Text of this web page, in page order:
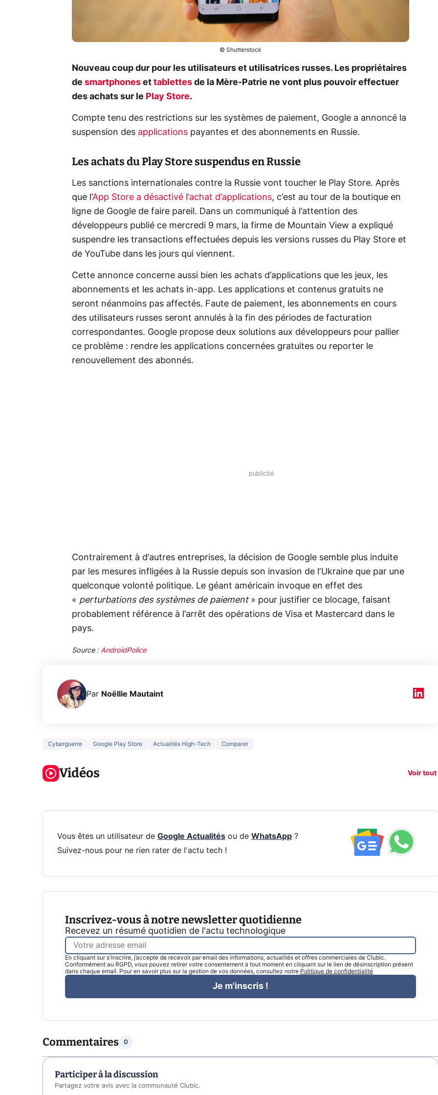
© Shutterstock
Nouveau coup dur pour les utilisateurs et utilisatrices russes. Les propriétaires
de smartphones et tablettes de la Mère-Patrie ne vont plus pouvoir effectuer
des achats sur le Play Store.
Compte tenu des restrictions sur les systèmes de paiement, Google a annoncé la
suspension des applications payantes et des abonnements en Russie.
Les achats du Play Store suspendus en Russie
Les sanctions internationales contre la Russie vont toucher le Play Store. Après
que l’App Store a désactivé l’achat d’applications, c’est au tour de la boutique en
ligne de Google de faire pareil. Dans un communiqué à l’attention des
développeurs publié ce mercredi 9 mars, la firme de Mountain View a expliqué
suspendre les transactions effectuées depuis les versions russes du Play Store et
de YouTube dans les jours qui viennent.
Cette annonce concerne aussi bien les achats d’applications que les jeux, les
abonnements et les achats in-app. Les applications et contenus gratuits ne
seront néanmoins pas affectés. Faute de paiement, les abonnements en cours
des utilisateurs russes seront annulés à la fin des périodes de facturation
correspondantes. Google propose deux solutions aux développeurs pour pallier
ce problème : rendre les applications concernées gratuites ou reporter le
renouvellement des abonnés.
Contrairement à d’autres entreprises, la décision de Google semble plus induite
par les mesures infligées à la Russie depuis son invasion de l’Ukraine que par une
quelconque volonté politique. Le géant américain invoque en effet des
« perturbations des systèmes de paiement » pour justifier ce blocage, faisant
probablement référence à l’arrêt des opérations de Visa et Mastercard dans le
pays.
Source : AndroidPolice
Par Noëllie Mautaint
Cyberguerre Google Play Store Actualités High-Tech Comparer
Vidéos Voir tout
3 écrans en 1
Voici L'AOC
CQ32G4ZA !
5 générations
Ce que vous
Vous êtes un utilisateur de Google Actualitésou de WhatsApp?
Suivez-nous pour ne rien rater de l'actu tech !
Inscrivez-vous à notre newsletter quotidienne
Recevez un résumé quotidien de l'actu technologique
En cliquant sur s'inscrire, j’accepte de recevoir par email des informations, actualités et offres commerciales de Clubic.
Conformément au RGPD, vous pouvez retirer votre consentement à tout moment en cliquant sur le lien de désinscription présent
dans chaque email. Pour en savoir plus sur la gestion de vos données, consultez notre Politique de confidentialité
Je m'inscris !
Commentaires 0
Participer à la discussion
Partagez votre avis avec la communauté Clubic.